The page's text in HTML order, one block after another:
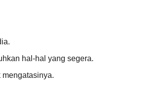
hal-hal yang segera.